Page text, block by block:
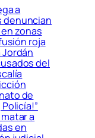
a
denuncian
zonas
roja
del
de
a
en